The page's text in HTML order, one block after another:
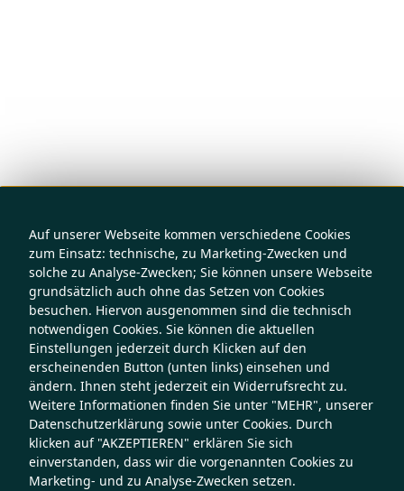
Auf unserer Webseite kommen verschiedene Cookies
zum Einsatz: technische, zu Marketing-Zwecken und
solche zu Analyse-Zwecken; Sie können unsere Webseite
grundsätzlich auch ohne das Setzen von Cookies
besuchen. Hiervon ausgenommen sind die technisch
notwendigen Cookies. Sie können die aktuellen
Einstellungen jederzeit durch Klicken auf den
erscheinenden Button (unten links) einsehen und
ändern. Ihnen steht jederzeit ein Widerrufsrecht zu.
Weitere Informationen finden Sie unter "MEHR", unserer
Datenschutzerklärung sowie unter Cookies. Durch
klicken auf "AKZEPTIEREN" erklären Sie sich
einverstanden, dass wir die vorgenannten Cookies zu
Marketing- und zu Analyse-Zwecken setzen.